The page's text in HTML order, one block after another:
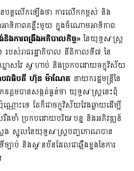
បន្តលើកឡើងថា ការលើកកម្ពស់ និង
អាទិភាពគន្លឹះមួយ ក្នុងចំណោមអាទិភាព
និងការពង្រឹងអភិបាលកិច្ច» នៃយុទ្ធសាស្រ្ត
ស់រាជរដ្ឋាភិបាល នីតិកាលទី៧ នៃ
លាសវៃ ស្វាហាប់ និងប្រកបដោយចក្ខុវិស័យ
បវរធិបតី ហ៊ុន ម៉ាណែត នាយករដ្ឋមន្រ្តីនៃ
ត្តមបានសង្កត់ធ្ងន់ថា យុទ្ធសាស្ត្រនេះពុំ
ណ្ណោះទេ តែក៏ជាចក្ខុវិស័យវែងឆ្ងាយដើម្បី
ងមាំ ប្រកបដោយបរិយាបន្ន និងអភិវឌ្ឍន៍
ែង ស្នូលនៃយុទ្ធសាស្ត្របញ្ចកោណបាន
ប់ និងស្ថានប័នដែលជាឆ្អឹងខ្នងនៃការ